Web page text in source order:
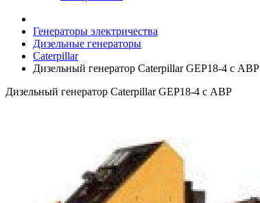
Генераторы электричества
Дизельные генераторы
Caterpillar
Дизельный генератор Caterpillar GEP18-4 с АВР
Дизельный генератор Caterpillar GEP18-4 с АВР